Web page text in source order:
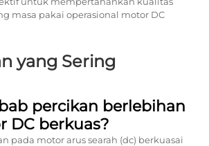
masa pakai operasional motor DC
yang Sering
percikan berlebihan
DC berkuas?
pada motor arus searah (dc) berkuasai